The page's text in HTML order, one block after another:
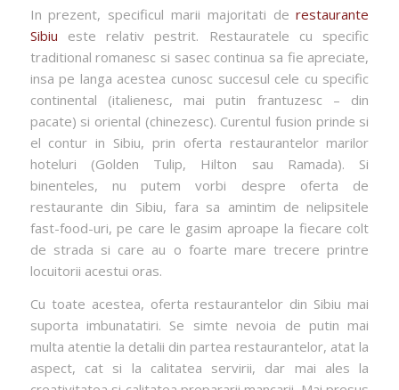
In prezent, specificul marii majoritati derestaurante
Sibiu este relativ pestrit. Restauratele cu specific
traditional romanesc si sasec continua sa fie apreciate,
insa pe langa acestea cunosc succesul cele cu specific
continental (italienesc, mai putin frantuzesc – din
pacate) si oriental (chinezesc). Curentul fusion prinde si
el contur in Sibiu, prin oferta restaurantelor marilor
hoteluri (Golden Tulip, Hilton sau Ramada). Si
binenteles, nu putem vorbi despre oferta de
restaurante din Sibiu, fara sa amintim de nelipsitele
fast-food-uri, pe care le gasim aproape la fiecare colt
de strada si care au o foarte mare trecere printre
locuitorii acestui oras.
Cu toate acestea, oferta restaurantelor din Sibiu mai
suporta imbunatatiri. Se simte nevoia de putin mai
multa atentie la detalii din partea restaurantelor, atat la
aspect, cat si la calitatea servirii, dar mai ales la